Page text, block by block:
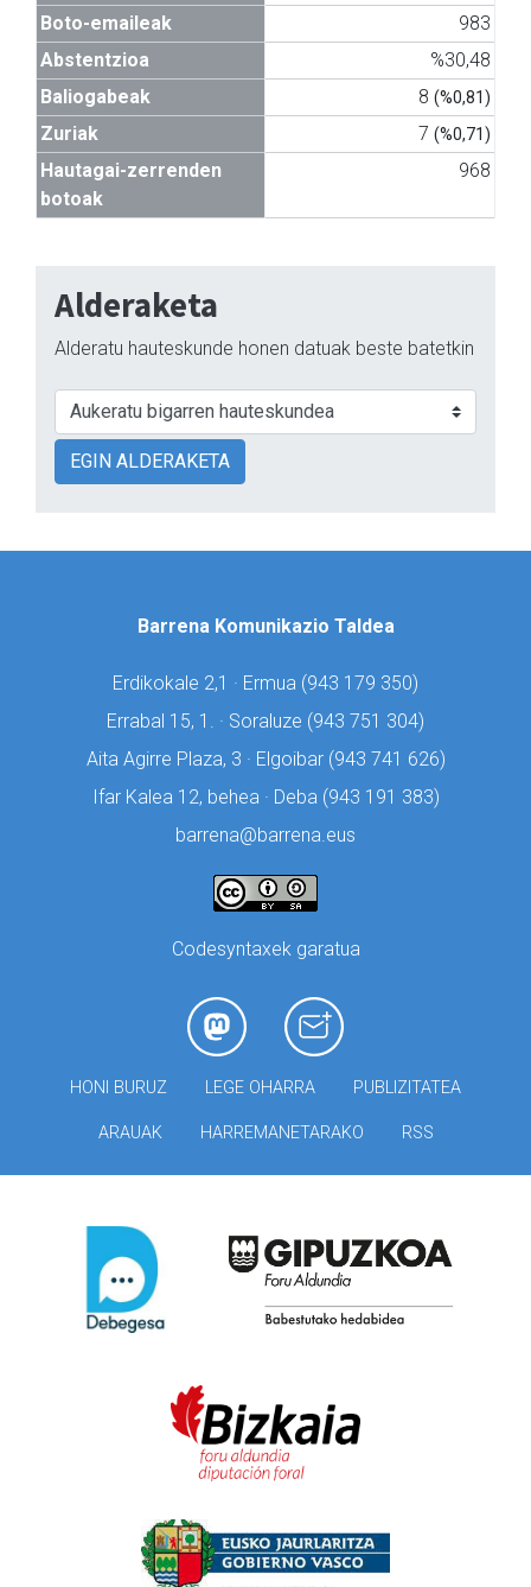
Boto-emaileak
983
Abstentzioa
%30,48
Baliogabeak
8 (%0,81)
Zuriak 7 (%0,71)
Hautagai-zerrenden
botoak
968
Alderaketa
Alderatu hauteskunde honen datuak beste batetkin
EGIN ALDERAKETA
Barrena Komunikazio Taldea
Erdikokale 2,1 · Ermua (943 179 350)
Errabal 15, 1. · Soraluze (943 751 304)
Aita Agirre Plaza, 3 · Elgoibar (943 741 626)
Ifar Kalea 12, behea · Deba (943 191 383)
barrena@barrena.eus
Codesyntaxek garatua
HONI BURUZ LEGE OHARRA PUBLIZITATEA
ARAUAK HARREMANETARAKO RSS